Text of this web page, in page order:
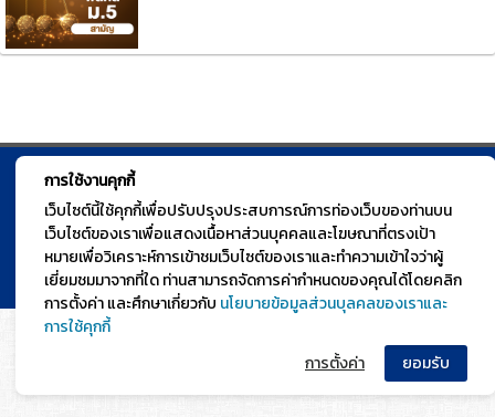
การใช้งานคุกกี้
เว็บไซต์นี้ใช้คุกกี้เพื่อปรับปรุงประสบการณ์การท่องเว็บของท่านบน
เว็บไซต์ของเราเพื่อแสดงเนื้อหาส่วนบุคคลและโฆษณาที่ตรงเป้า
หมายเพื่อวิเคราะห์การเข้าชมเว็บไซต์ของเราและทำความเข้าใจว่าผู้
เยี่ยมชมมาจากที่ใด ท่านสามารถจัดการค่ากำหนดของคุณได้โดยคลิก
การตั้งค่า และศึกษาเกี่ยวกับ นโยบายข้อมูลส่วนบุลคลของเราและ
การใช้คุกกี้
การตั้งค่า
© TGURU.online 2026 All right reserved. v1.0 Powered by Course
Square